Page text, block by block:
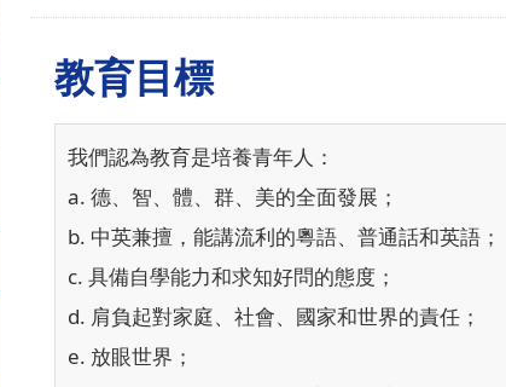
教育目標
我們認為教育是培養青年人：
a. 德、智、體、群、美的全面發展；
b. 中英兼擅，能講流利的粵語、普通話和英語；
c. 具備自學能力和求知好問的態度；
d. 肩負起對家庭、社會、國家和世界的責任；
e. 放眼世界；